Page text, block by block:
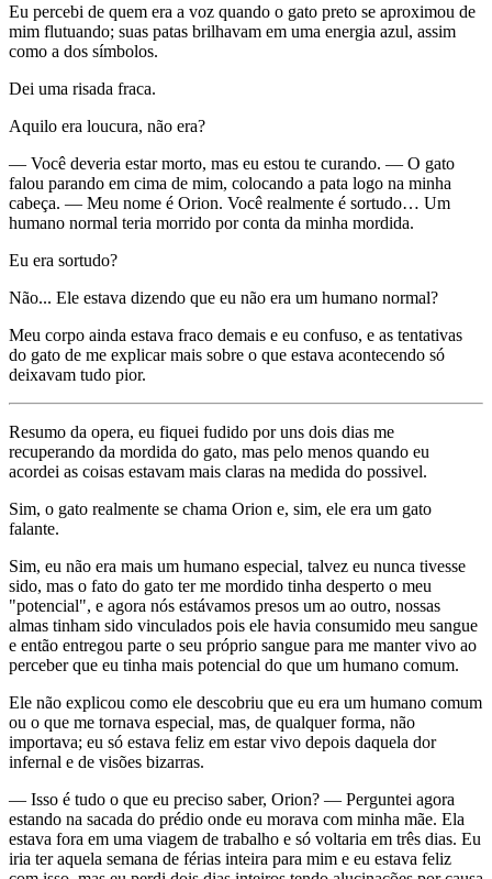
Eu percebi de quem era a voz quando o gato preto se aproximou de
mim flutuando; suas patas brilhavam em uma energia azul, assim
como a dos símbolos.
Dei uma risada fraca.
Aquilo era loucura, não era?
— Você deveria estar morto, mas eu estou te curando. — O gato
falou parando em cima de mim, colocando a pata logo na minha
cabeça. — Meu nome é Orion. Você realmente é sortudo… Um
humano normal teria morrido por conta da minha mordida.
Eu era sortudo?
Não... Ele estava dizendo que eu não era um humano normal?
Meu corpo ainda estava fraco demais e eu confuso, e as tentativas
do gato de me explicar mais sobre o que estava acontecendo só
deixavam tudo pior.
Resumo da opera, eu fiquei fudido por uns dois dias me
recuperando da mordida do gato, mas pelo menos quando eu
acordei as coisas estavam mais claras na medida do possivel.
Sim, o gato realmente se chama Orion e, sim, ele era um gato
falante.
Sim, eu não era mais um humano especial, talvez eu nunca tivesse
sido, mas o fato do gato ter me mordido tinha desperto o meu
"potencial", e agora nós estávamos presos um ao outro, nossas
almas tinham sido vinculados pois ele havia consumido meu sangue
e então entregou parte o seu próprio sangue para me manter vivo ao
perceber que eu tinha mais potencial do que um humano comum.
Ele não explicou como ele descobriu que eu era um humano comum
ou o que me tornava especial, mas, de qualquer forma, não
importava; eu só estava feliz em estar vivo depois daquela dor
infernal e de visões bizarras.
— Isso é tudo o que eu preciso saber, Orion? — Perguntei agora
estando na sacada do prédio onde eu morava com minha mãe. Ela
estava fora em uma viagem de trabalho e só voltaria em três dias. Eu
iria ter aquela semana de férias inteira para mim e eu estava feliz